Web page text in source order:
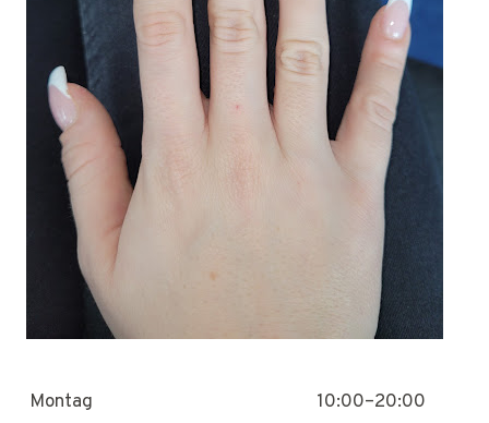
Montag
10:00–20:00